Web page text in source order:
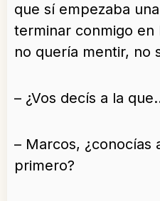
que sí empezaba
terminar conmigo en
no quería mentir, no
– ¿Vos decís a la
– Marcos, ¿conocías
primero?